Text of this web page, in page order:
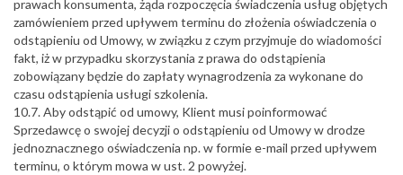
prawach konsumenta, żąda rozpoczęcia świadczenia usług objętych
zamówieniem przed upływem terminu do złożenia oświadczenia o
odstąpieniu od Umowy, w związku z czym przyjmuje do wiadomości
fakt, iż w przypadku skorzystania z prawa do odstąpienia
zobowiązany będzie do zapłaty wynagrodzenia za wykonane do
czasu odstąpienia usługi szkolenia.
10.7. Aby odstąpić od umowy, Klient musi poinformować
Sprzedawcę o swojej decyzji o odstąpieniu od Umowy w drodze
jednoznacznego oświadczenia np. w formie e-mail przed upływem
terminu, o którym mowa w ust. 2 powyżej.